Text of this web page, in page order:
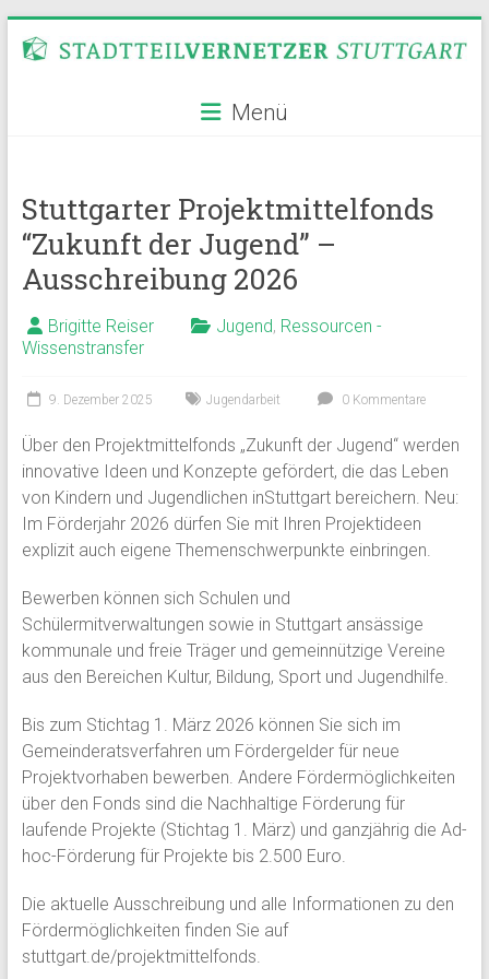
Inhalt
Stadtteilvernetzer
Menü
Stuttgarter Projektmittelfonds
“Zukunft der Jugend” –
Ausschreibung 2026
Brigitte Reiser Jugend, Ressourcen -
Wissenstransfer
9. Dezember 2025 Jugendarbeit 0 Kommentare
Über den Projektmittelfonds „Zukunft der Jugend“ werden
innovative Ideen und Konzepte gefördert, die das Leben
von Kindern und Jugendlichen inStuttgart bereichern. Neu:
Im Förderjahr 2026 dürfen Sie mit Ihren Projektideen
explizit auch eigene Themenschwerpunkte einbringen.
Bewerben können sich Schulen und
Schülermitverwaltungen sowie in Stuttgart ansässige
kommunale und freie Träger und gemeinnützige Vereine
aus den Bereichen Kultur, Bildung, Sport und Jugendhilfe.
Bis zum Stichtag 1. März 2026 können Sie sich im
Gemeinderatsverfahren um Fördergelder für neue
Projektvorhaben bewerben. Andere Fördermöglichkeiten
über den Fonds sind die Nachhaltige Förderung für
laufende Projekte (Stichtag 1. März) und ganzjährig die Ad-
hoc-Förderung für Projekte bis 2.500 Euro.
Die aktuelle Ausschreibung und alle Informationen zu den
Fördermöglichkeiten finden Sie auf
stuttgart.de/projektmittelfonds.